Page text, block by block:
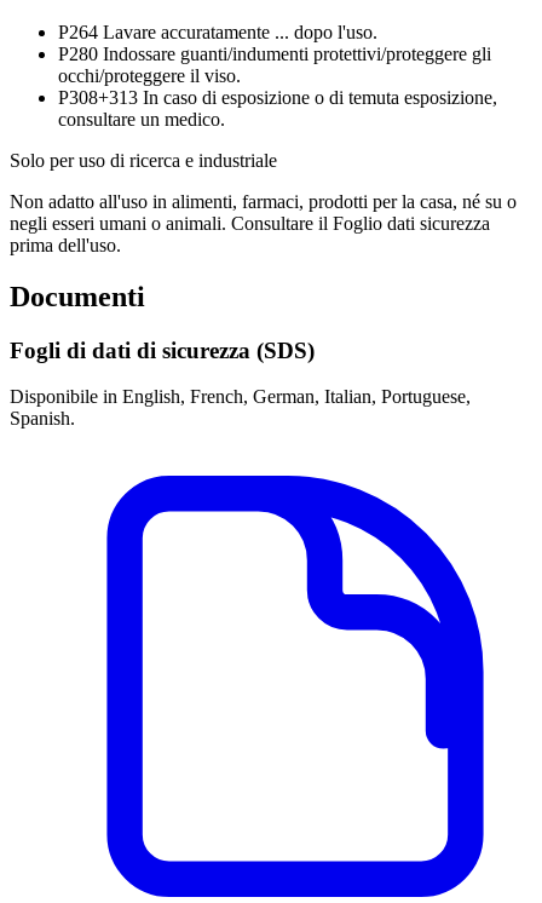
P264 Lavare accuratamente ... dopo l'uso.
P280 Indossare guanti/indumenti protettivi/proteggere gli
occhi/proteggere il viso.
P308+313 In caso di esposizione o di temuta esposizione,
consultare un medico.
Solo per uso di ricerca e industriale
Non adatto all'uso in alimenti, farmaci, prodotti per la casa, né su o
negli esseri umani o animali. Consultare il Foglio dati sicurezza
prima dell'uso.
Documenti
Fogli di dati di sicurezza (SDS)
Disponibile in English, French, German, Italian, Portuguese,
Spanish.